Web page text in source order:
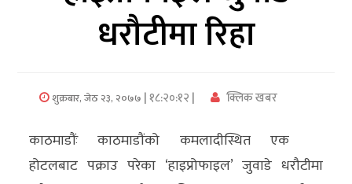
अन्तर्राष्ट्रिय
मनाेरञ्जन
विज्ञान
प्रविधि
धरौटीमा रिहा
शुक्रबार, जेठ २३, २०७७ | १८:२०:१२ | क्लिक खबर
काठमाडौंः काठमाडौंको कमलादीस्थित एक
होटलबाट पक्राउ परेका ‘हाइप्रोफाइल’ जुवाडे धरौटीमा